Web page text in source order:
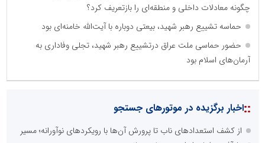
چگونه معادلات داخلی و منطقه‌ای را بازتعریف کرد؟
حماسه تشییع رهبر شهید، بیعتی دوباره با آیت‌الله خامنه‌ای بود
حضور حماسی ملت عراق درتشییع رهبر شهید، تجلی وفاداری به
آرمان‌های اسلام بود
::اخبار برگزیده در موتورهای جستجو
از کشف استعدادهای ناب تا پرورش آن‌ها با رویکردهای نوآورانه؛ مسیر